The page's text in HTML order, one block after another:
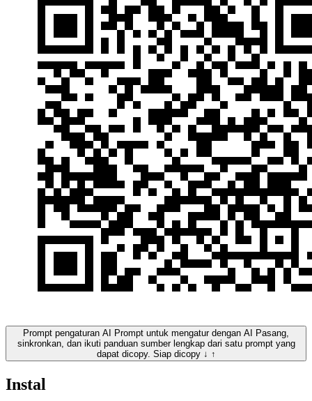
Prompt pengaturan AI Prompt untuk mengatur dengan AI Pasang,
sinkronkan, dan ikuti panduan sumber lengkap dari satu prompt yang
dapat dicopy. Siap dicopy ↓ ↑
Instal